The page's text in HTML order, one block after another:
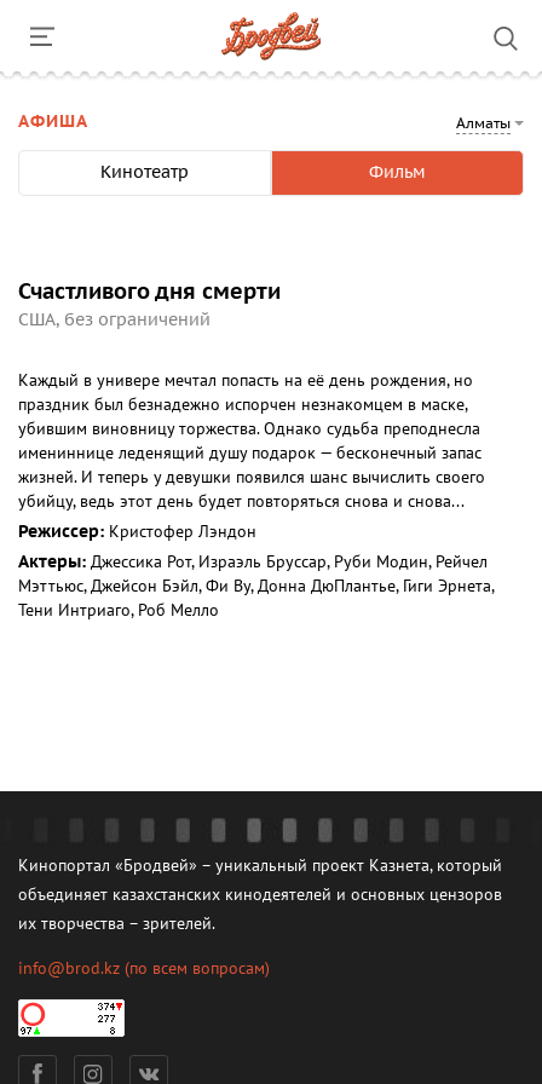
Алматы
АФИША
Кинотеатр Фильм
Счастливого дня смерти
США, без ограничений
Каждый в универе мечтал попасть на её день рождения, но
праздник был безнадежно испорчен незнакомцем в маске,
убившим виновницу торжества. Однако судьба преподнесла
имениннице леденящий душу подарок — бесконечный запас
жизней. И теперь у девушки появился шанс вычислить своего
убийцу, ведь этот день будет повторяться снова и снова...
Режиссер: Кристофер Лэндон
Актеры: Джессика Рот, Израэль Бруссар, Руби Модин, Рейчел
Мэттьюс, Джейсон Бэйл, Фи Ву, Донна ДюПлантье, Гиги Эрнета,
Тени Интриаго, Роб Мелло
Кинопортал «Бродвей» – уникальный проект Казнета, который
объединяет казахстанских кинодеятелей и основных цензоров
их творчества – зрителей.
info@brod.kz (по всем вопросам)